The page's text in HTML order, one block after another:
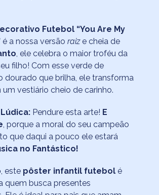
Futebol “You Are My
é a nossa versão raize cheia de
, ele celebra o maior troféu da
filho! Com esse verde de
dourado que brilha, ele transforma
vestiário cheio de carinho.
Pendure esta arte! E
, porque a moral do seu campeão
que daqui a pouco ele estará
no Fantástico!
, este pôster infantil futebolé
quem busca presentes